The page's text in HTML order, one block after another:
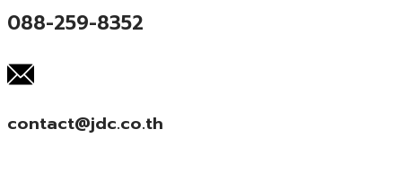
088-259-8352
contact@jdc.co.th